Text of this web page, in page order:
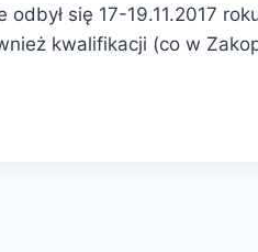
się 17-19.11.2017
kwalifikacji (co w